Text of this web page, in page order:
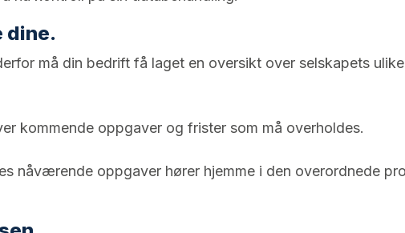
dine.
må din bedrift få laget en oversikt over selskapets
kommende oppgaver og frister som må overholdes.
nåværende oppgaver hører hjemme i den overordnede